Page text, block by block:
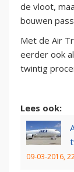
de vloot,
bouwen
Met de Air
eerder ook
twintig
Lees ook:
09-03-2016,